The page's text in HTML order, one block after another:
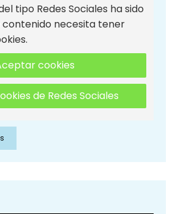
tipo Redes Sociales ha sido
contenido necesita tener
cookies
de Redes Sociales